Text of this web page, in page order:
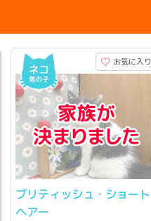
お気に入り
ブリティッシュ・ショート
ヘアー